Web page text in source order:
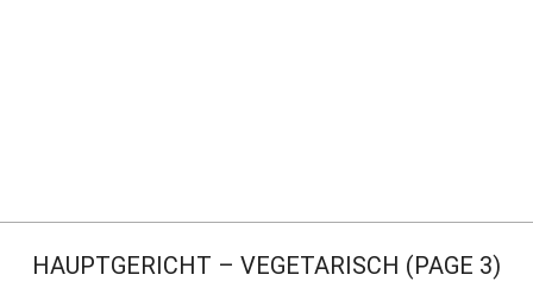
HAUPTGERICHT – VEGETARISCH (PAGE 3)